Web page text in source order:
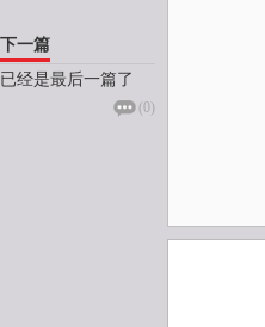
下一篇
已经是最后一篇了
(0)